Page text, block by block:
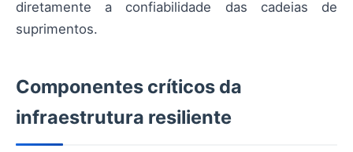
diretamente a confiabilidade das cadeias de
suprimentos.
Componentes críticos da
infraestrutura resiliente